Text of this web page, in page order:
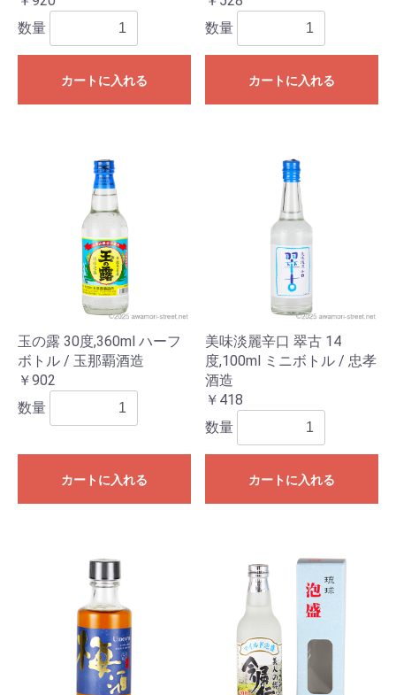
数量
カートに入れる
数量
カートに入れる
玉の露 30度,360ml ハーフ
ボトル / 玉那覇酒造
￥902
数量
カートに入れる
美味淡麗辛口 翠古 14
度,100ml ミニボトル / 忠孝
酒造
￥418
数量
カートに入れる